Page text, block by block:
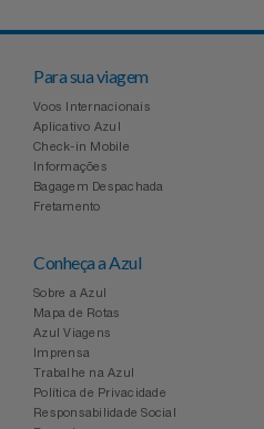
Weconnect
Para sua viagem
Voos Internacionais
Aplicativo Azul
Check-in Mobile
Informações
Bagagem Despachada
Fretamento
Conheça a Azul
Sobre a Azul
Mapa de Rotas
Azul Viagens
Imprensa
Trabalhe na Azul
Política de Privacidade
Responsabilidade Social